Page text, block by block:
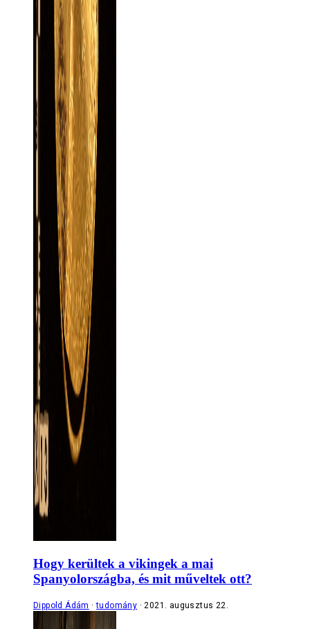
Hogy kerültek a vikingek a mai
Spanyolországba, és mit műveltek ott?
Dippold Ádám tudomány 2021. augusztus 22.